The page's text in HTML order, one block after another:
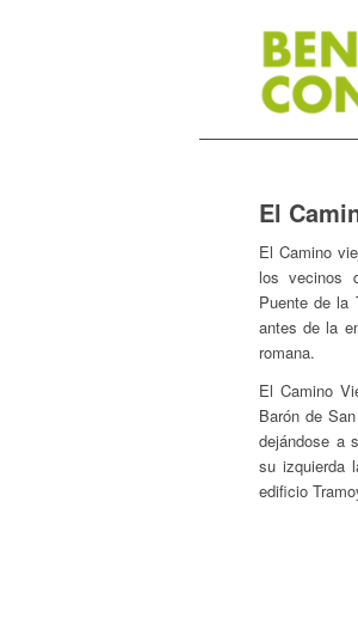
El
El Camino
los vecinos
Puente de la
antes de la
romana.
El Camino
Barón de
dejándose a
su izquierda
edificio